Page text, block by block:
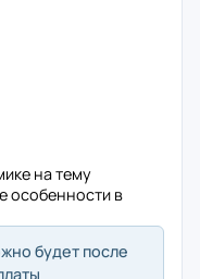
на тему
особенности в
будет после